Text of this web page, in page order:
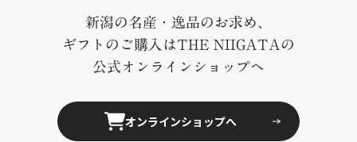
新潟の名産・逸品のお求め、
ギフトのご購入はTHE NIIGATAの
公式オンラインショップへ
オンラインショップへ